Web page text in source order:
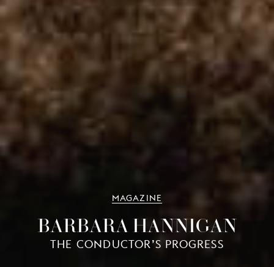
MAGAZINE
BARBARA HANNIGAN
THE CONDUCTOR’S PROGRESS